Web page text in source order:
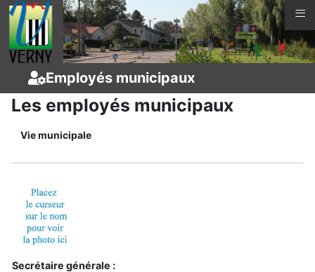
Vous êtes ici : Page d'accueil
Les employés municipaux
Vie municipale
Secrétaire générale :
Employés municipaux
≡